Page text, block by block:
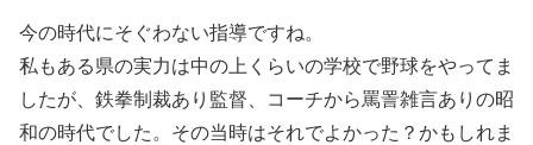
今の時代にそぐわない指導ですね。
私もある県の実力は中の上くらいの学校で野球をやってま
したが、鉄拳制裁あり監督、コーチから罵詈雑言ありの昭
和の時代でした。その当時はそれでよかった？かもしれま